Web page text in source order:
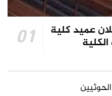
عميد كلية